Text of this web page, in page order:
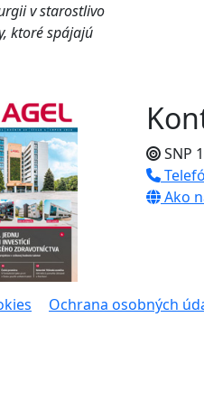
v starostlivo
ktoré spájajú
SNP
Ako
Ochrana osobných